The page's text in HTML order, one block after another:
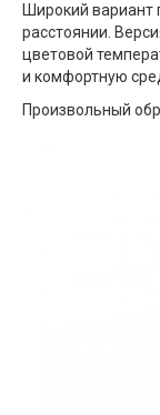
Широкий вариант
расстоянии.
цветовой
и комфортную
Произвольный